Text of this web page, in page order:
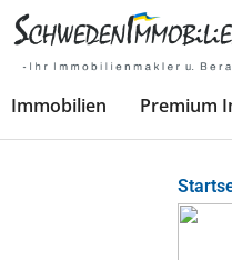
Immobilien Premium